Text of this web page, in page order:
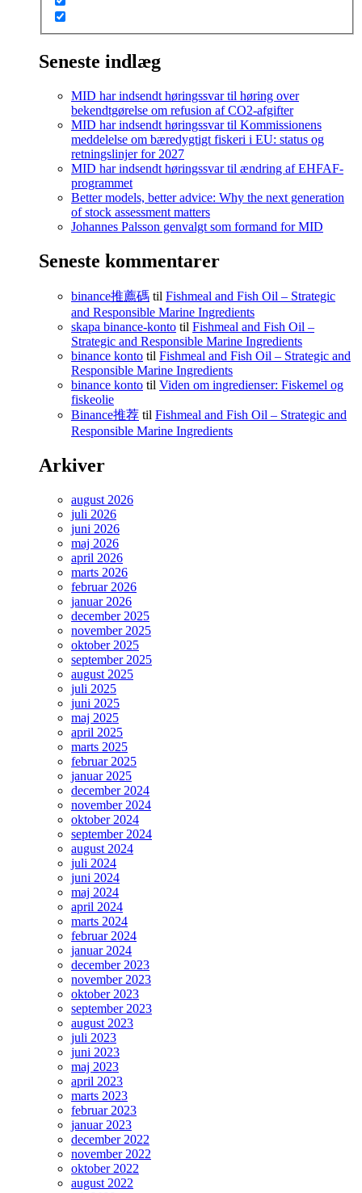
Seneste indlæg
MID har indsendt høringssvar til høring over
bekendtgørelse om refusion af CO2-afgifter
MID har indsendt høringssvar til Kommissionens
meddelelse om bæredygtigt fiskeri i EU: status og
retningslinjer for 2027
MID har indsendt høringssvar til ændring af EHFAF-
programmet
Better models, better advice: Why the next generation
of stock assessment matters
Johannes Palsson genvalgt som formand for MID
Seneste kommentarer
binance推薦碼 til Fishmeal and Fish Oil – Strategic
and Responsible Marine Ingredients
skapa binance-konto til Fishmeal and Fish Oil –
Strategic and Responsible Marine Ingredients
binance konto til Fishmeal and Fish Oil – Strategic and
Responsible Marine Ingredients
binance konto til Viden om ingredienser: Fiskemel og
fiskeolie
Binance推荐 til Fishmeal and Fish Oil – Strategic and
Responsible Marine Ingredients
Arkiver
august 2026
juli 2026
juni 2026
maj 2026
april 2026
marts 2026
februar 2026
januar 2026
december 2025
november 2025
oktober 2025
september 2025
august 2025
juli 2025
juni 2025
maj 2025
april 2025
marts 2025
februar 2025
januar 2025
december 2024
november 2024
oktober 2024
september 2024
august 2024
juli 2024
juni 2024
maj 2024
april 2024
marts 2024
februar 2024
januar 2024
december 2023
november 2023
oktober 2023
september 2023
august 2023
juli 2023
juni 2023
maj 2023
april 2023
marts 2023
februar 2023
januar 2023
december 2022
november 2022
oktober 2022
august 2022